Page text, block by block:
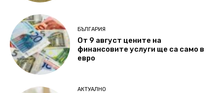
БЪЛГАРИЯ
От 9 август цените на
финансовите услуги ще са само в
евро
АКТУАЛНО